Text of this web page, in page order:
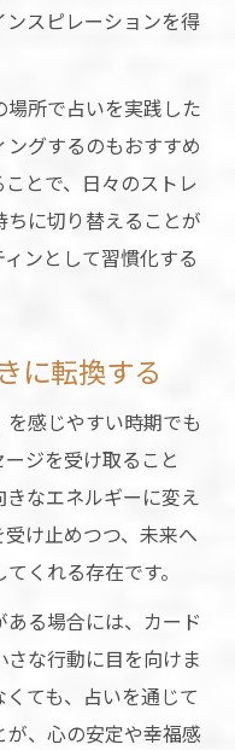
スピレーションを得
所で占いを実践した
ングするのもおすすめ
とで、日々のストレ
に切り替えることが
ンとして習慣化する
に転換する
感じやすい時期でも
ジを受け取ること
なエネルギーに変え
け止めつつ、未来へ
くれる存在です。
る場合には、カード
な行動に目を向けま
ても、占いを通じて
が、心の安定や幸福感